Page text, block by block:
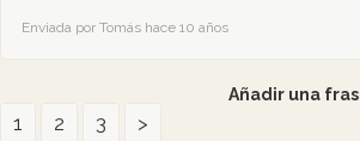
Enviada por Tomás hace 10 años
Añadir una
1 2 3 >